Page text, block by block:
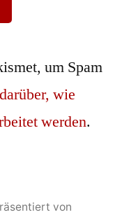
um Spam
wie
werden.
von